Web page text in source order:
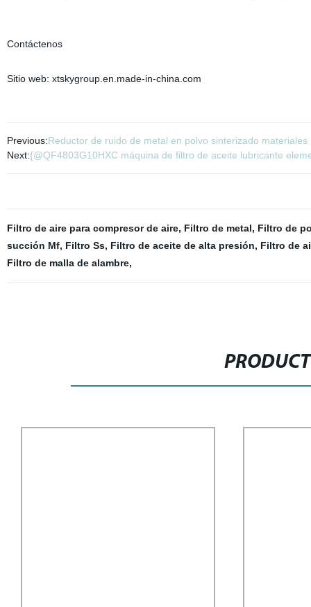
Contáctenos
Sitio web: xtskygroup.en.made-in-china.com
Previous:Reductor de ruido de metal en polvo sinterizado
Next:{@QF4803G10HXC máquina de filtro de aceite lubricante
Filtro de aire para compresor de aire, Filtro de metal, Filtro de
succión Mf, Filtro Ss, Filtro de aceite de alta presión, Filtro de
Filtro de malla de alambre,